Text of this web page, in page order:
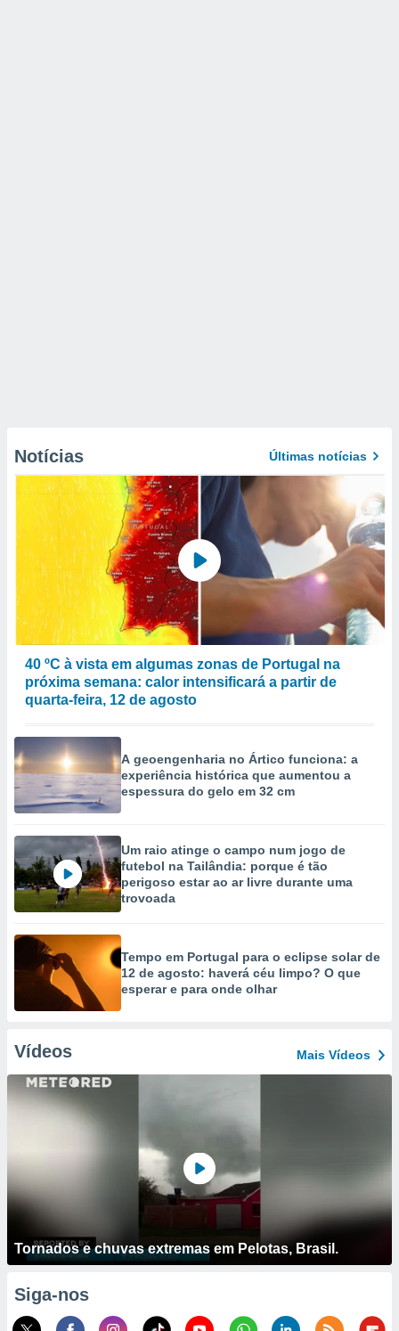
Notícias Últimas notícias
40 ºC à vista em algumas zonas de Portugal na
próxima semana: calor intensificará a partir de
quarta-feira, 12 de agosto
A geoengenharia no Ártico funciona: a
experiência histórica que aumentou a
espessura do gelo em 32 cm
Um raio atinge o campo num jogo de
futebol na Tailândia: porque é tão
perigoso estar ao ar livre durante uma
trovoada
Tempo em Portugal para o eclipse solar de
12 de agosto: haverá céu limpo? O que
esperar e para onde olhar
Vídeos Mais Vídeos
Tornados e chuvas extremas em Pelotas, Brasil.
Siga-nos